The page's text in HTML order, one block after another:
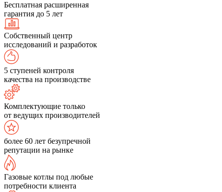
Бесплатная расширенная
гарантия до 5 лет
Собственный центр
исследований и разработок
5 ступеней контроля
качества на производстве
Комплектующие только
от ведущих производителей
более 60 лет безупречной
репутации на рынке
Газовые котлы под любые
потребности клиента